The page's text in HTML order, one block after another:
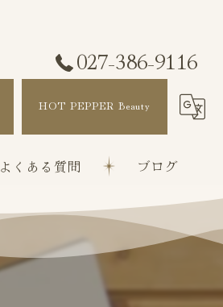
027-386-9116
HOT PEPPER Beauty
よくある質問 ブログ